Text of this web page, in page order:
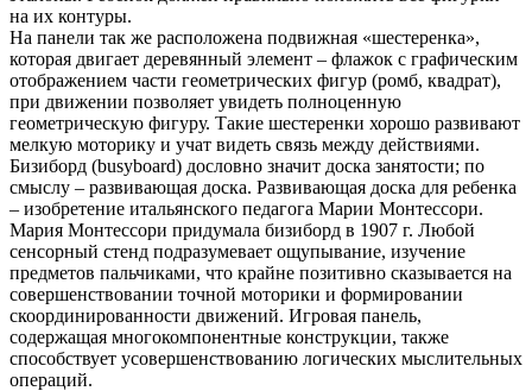
на их контуры.
На панели так же расположена подвижная «шестеренка»,
которая двигает деревянный элемент – флажок с графическим
отображением части геометрических фигур (ромб, квадрат),
при движении позволяет увидеть полноценную
геометрическую фигуру. Такие шестеренки хорошо развивают
мелкую моторику и учат видеть связь между действиями.
Бизиборд (busyboard) дословно значит доска занятости; по
смыслу – развивающая доска. Развивающая доска для ребенка
– изобретение итальянского педагога Марии Монтессори.
Мария Монтессори придумала бизиборд в 1907 г. Любой
сенсорный стенд подразумевает ощупывание, изучение
предметов пальчиками, что крайне позитивно сказывается на
совершенствовании точной моторики и формировании
скоординированности движений. Игровая панель,
содержащая многокомпонентные конструкции, также
способствует усовершенствованию логических мыслительных
операций.